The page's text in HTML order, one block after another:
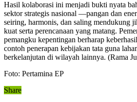
Hasil kolaborasi ini menjadi bukti nyata
sektor strategis nasional —pangan dan
seiring, harmonis, dan saling mendukung
kuat serta perencanaan yang matang.
pemangku kepentingan berharap
contoh penerapan kebijakan tata guna
berkelanjutan di wilayah lainnya. (Rama
Foto: Pertamina EP
Share